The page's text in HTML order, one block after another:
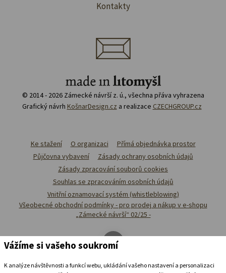
Kontakty
© 2014 - 2026 Zámecké návrší z. ú., všechna přáva vyhrazena
Grafický návrh KošnarDesign.cz a realizace CZECHGROUP.cz
Ke stažení O organizaci
Přímá objednávka prostor
Půjčovna vybavení
Zásady ochrany osobních údajů
Zásady zpracování souborů cookies
Souhlas se zpracováním osobních údajů
Vnitřní oznamovací systém (whistleblowing)
Všeobecné obchodní podmínky - pro prodej a nákup v e-shopu
„Zámecké návrší“ 02/25 -
Vážíme si vašeho soukromí
K analýze návštěvnosti a funkcí webu, ukládání vašeho nastavení a personalizaci